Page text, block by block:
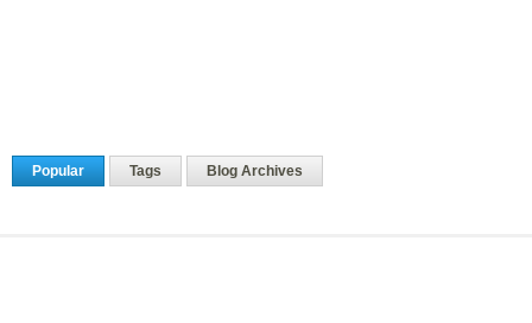
Popular Tags Blog Archives